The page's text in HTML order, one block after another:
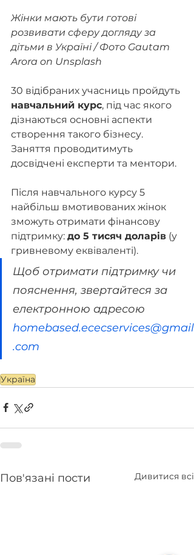
Жінки мають бути готові
розвивати сферу догляду за
дітьми в Україні / Фото Gautam
Arora on Unsplash
30 відібраних учасниць пройдуть
навчальний курс, під час якого
дізнаються основні аспекти
створення такого бізнесу.
Заняття проводитимуть
досвідчені експерти та ментори.
Після навчального курсу 5
найбільш вмотивованих жінок
зможуть отримати фінансову
підтримку: до 5 тисяч доларів (у
гривневому еквіваленті).
Щоб отримати підтримку чи
пояснення, звертайтеся за
електронною адресою
homebased.ececservices@gmail
.com
Україна
Пов'язані пости Дивитися всі